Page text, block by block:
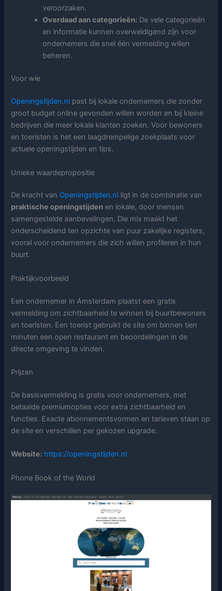
veroorzaken.
Overdaad aan categorieën: De vele categorieën
en informatie kunnen overweldigend zijn voor
ondernemers die snel één vermelding willen
beheren.
Voor wie
Openingstijden.nl past bij lokale ondernemers die zonder
groot budget online gevonden willen worden en bij kleine
bedrijven die meer lokale klanten zoeken. Voor bewoners
en toeristen is het een laagdrempelige zoekplaats voor
actuele openingstijden en tips.
Unieke waardepropositie
De kracht van Openingstijden.nl ligt in de combinatie van
praktische openingstijden en lokale, door mensen
samengestelde aanbevelingen. Die mix maakt het
onderscheidend ten opzichte van puur zakelijke registers,
vooral voor ondernemers die zich willen profileren in hun
buurt.
Praktijkvoorbeeld
Een ondernemer in Amsterdam plaatst een gratis
vermelding om zichtbaarheid te winnen bij buurtbewoners
en toeristen. Een toerist gebruikt de site om binnen tien
minuten een open restaurant en beoordelingen in de
directe omgeving te vinden.
Prijzen
De basisvermelding is gratis voor ondernemers, met
betaalde premiumopties voor extra zichtbaarheid en
functies. Exacte abonnementsvormen en tarieven staan op
de site en verschillen per gekozen upgrade.
Website: https://openingstijden.nl
Phone Book of the World